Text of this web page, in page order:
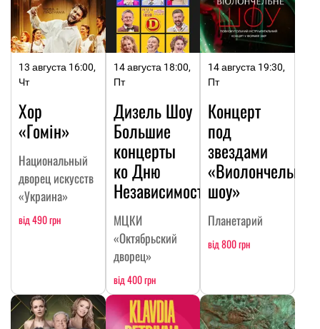
13 августа 16:00,
Чт
Хор
«Гомін»
Национальный
дворец искусств
«Украина»
від 490 грн
14 августа 18:00,
Пт
Дизель Шоу
Большие
концерты
ко Дню
Независимости
МЦКИ
«Октябрьский
дворец»
від 400 грн
14 августа 19:30,
Пт
Концерт
под
звездами
«Виолончельное
шоу»
Планетарий
від 800 грн